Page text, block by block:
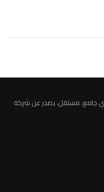
جامع، مستقل، يصدر عن شركة